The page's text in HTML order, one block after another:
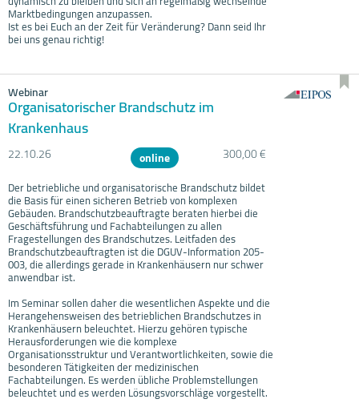
Marktbedingungen anzupassen.
Ist es bei Euch an der Zeit für Veränderung? Dann seid Ihr
bei uns genau richtig!
Webinar
Organisatorischer Brandschutz im
Krankenhaus
22.10.26 online 300,00 €
Der betriebliche und organisatorische Brandschutz bildet
die Basis für einen sicheren Betrieb von komplexen
Gebäuden. Brandschutzbeauftragte beraten hierbei die
Geschäftsführung und Fachabteilungen zu allen
Fragestellungen des Brandschutzes. Leitfaden des
Brandschutzbeauftragten ist die DGUV-Information 205-
003, die allerdings gerade in Krankenhäusern nur schwer
anwendbar ist.
Im Seminar sollen daher die wesentlichen Aspekte und die
Herangehensweisen des betrieblichen Brandschutzes in
Krankenhäusern beleuchtet. Hierzu gehören typische
Herausforderungen wie die komplexe
Organisationsstruktur und Verantwortlichkeiten, sowie die
besonderen Tätigkeiten der medizinischen
Fachabteilungen. Es werden übliche Problemstellungen
beleuchtet und es werden Lösungsvorschläge vorgestellt.